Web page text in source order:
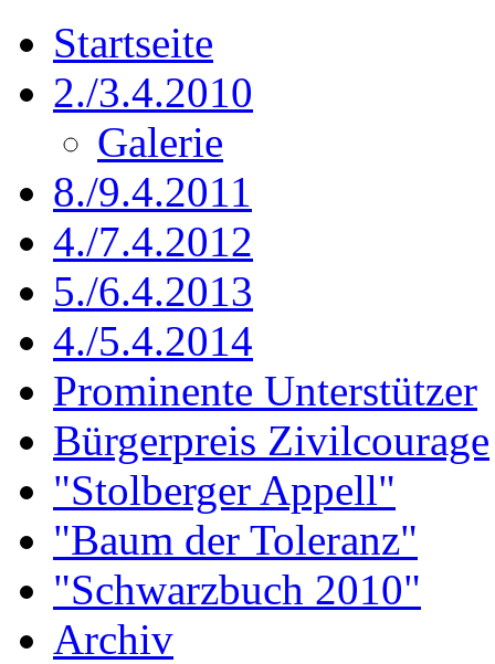
Startseite
2./3.4.2010
Galerie
8./9.4.2011
4./7.4.2012
5./6.4.2013
4./5.4.2014
Prominente Unterstützer
Bürgerpreis Zivilcourage
"Stolberger Appell"
"Baum der Toleranz"
"Schwarzbuch 2010"
Archiv